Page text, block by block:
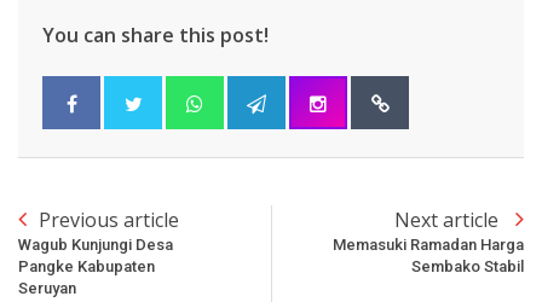
You can share this post!
Previous article
Wagub Kunjungi Desa
Pangke Kabupaten
Seruyan
Next article
Memasuki Ramadan Harga
Sembako Stabil